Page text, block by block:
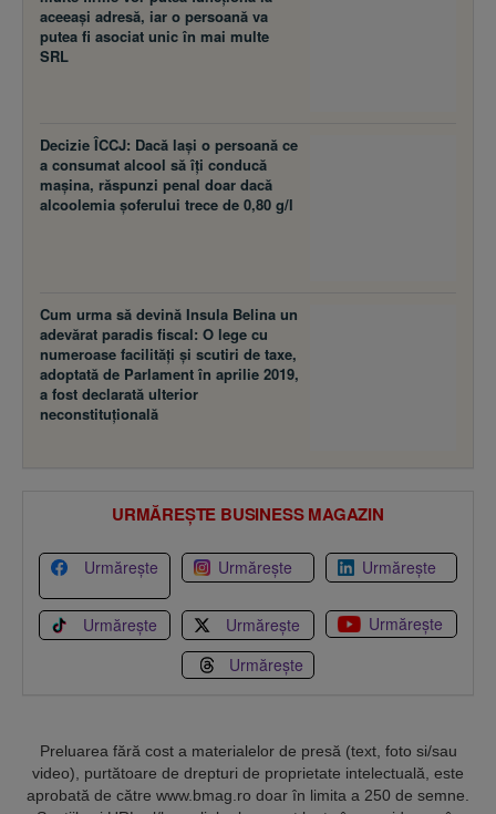
aceeaşi adresă, iar o persoană va
putea fi asociat unic în mai multe
SRL
Decizie ÎCCJ: Dacă laşi o persoană ce
a consumat alcool să îţi conducă
maşina, răspunzi penal doar dacă
alcoolemia şoferului trece de 0,80 g/l
Cum urma să devină Insula Belina un
adevărat paradis fiscal: O lege cu
numeroase facilităţi şi scutiri de taxe,
adoptată de Parlament în aprilie 2019,
a fost declarată ulterior
neconstituţională
URMĂREȘTE BUSINESS MAGAZIN
Urmărește Urmărește Urmărește
Urmărește Urmărește
Urmărește
Urmărește
Preluarea fără cost a materialelor de presă (text, foto si/sau
video), purtătoare de drepturi de proprietate intelectuală, este
aprobată de către www.bmag.ro doar în limita a 250 de semne.